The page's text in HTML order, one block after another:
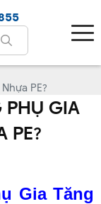
PE?
PHỤ GIA
PE?
Gia Tăng